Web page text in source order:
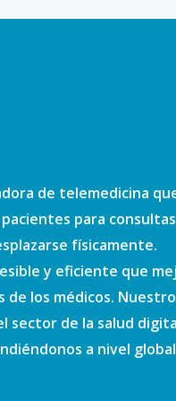
de telemedicina
para consultas
físicamente.
y eficiente que
de los médicos. Nuestro
sector de la salud
a nivel